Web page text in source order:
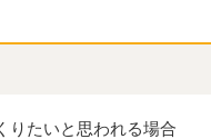
りたいと思われる場合